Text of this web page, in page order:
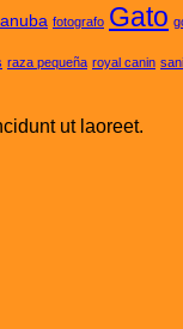
fotografo Gato
raza pequeña royal canin
ut laoreet.